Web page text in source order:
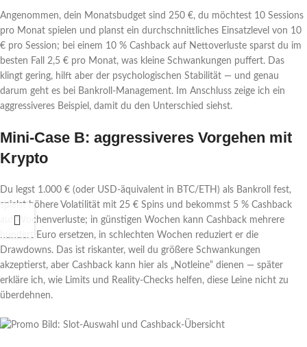
Angenommen, dein Monatsbudget sind 250 €, du möchtest 10 Sessions
pro Monat spielen und planst ein durchschnittliches Einsatzlevel von 10
€ pro Session; bei einem 10 % Cashback auf Nettoverluste sparst du im
besten Fall 2,5 € pro Monat, was kleine Schwankungen puffert. Das
klingt gering, hilft aber der psychologischen Stabilität — und genau
darum geht es bei Bankroll-Management. Im Anschluss zeige ich ein
aggressiveres Beispiel, damit du den Unterschied siehst.
Mini-Case B: aggressiveres Vorgehen mit
Krypto
Du legst 1.000 € (oder USD-äquivalent in BTC/ETH) als Bankroll fest,
spielst höhere Volatilität mit 25 € Spins und bekommst 5 % Cashback
auf Wochenverluste; in günstigen Wochen kann Cashback mehrere
hundert Euro ersetzen, in schlechten Wochen reduziert er die
Drawdowns. Das ist riskanter, weil du größere Schwankungen
akzeptierst, aber Cashback kann hier als „Notleine“ dienen — später
erkläre ich, wie Limits und Reality-Checks helfen, diese Leine nicht zu
überdehnen.